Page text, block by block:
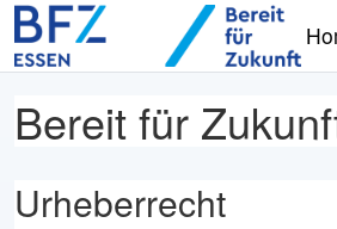
Zum Hauptinhalt
Bereit für
Urheberrecht